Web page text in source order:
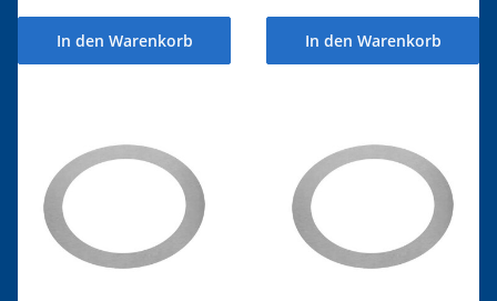
In den Warenkorb In den Warenkorb